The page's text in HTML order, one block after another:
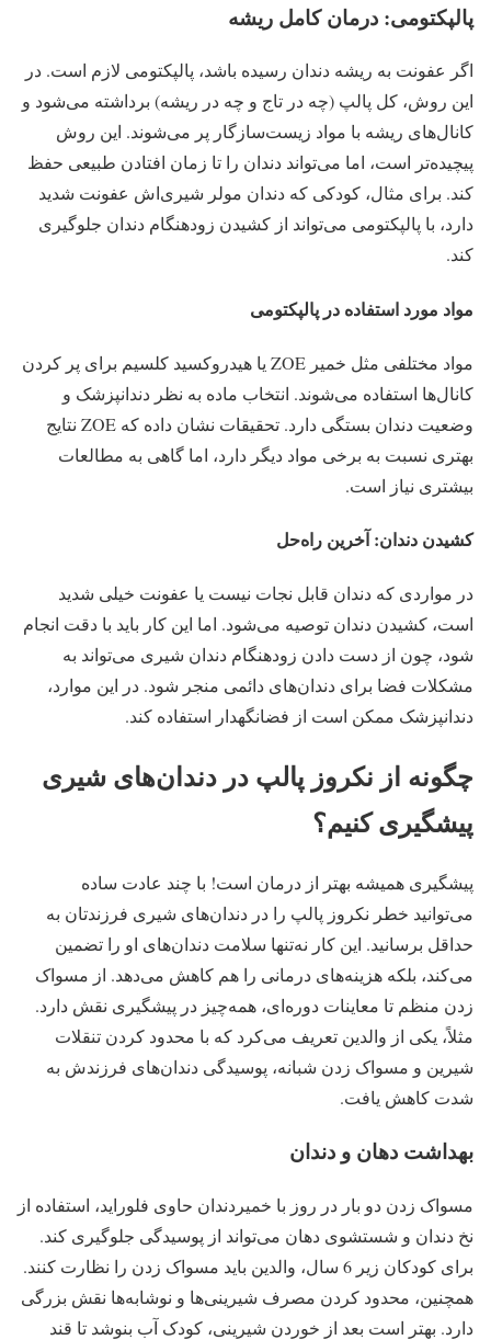
پالپکتومی: درمان کامل ریشه
اگر عفونت به ریشه دندان رسیده باشد، پالپکتومی لازم است. در
این روش، کل پالپ (چه در تاج و چه در ریشه) برداشته می‌شود و
کانال‌های ریشه با مواد زیست‌سازگار پر می‌شوند. این روش
پیچیده‌تر است، اما می‌تواند دندان را تا زمان افتادن طبیعی حفظ
کند. برای مثال، کودکی که دندان مولر شیری‌اش عفونت شدید
دارد، با پالپکتومی می‌تواند از کشیدن زودهنگام دندان جلوگیری
کند.
مواد مورد استفاده در پالپکتومی
مواد مختلفی مثل خمیر ZOE یا هیدروکسید کلسیم برای پر کردن
کانال‌ها استفاده می‌شوند. انتخاب ماده به نظر دندانپزشک و
وضعیت دندان بستگی دارد. تحقیقات نشان داده که ZOE نتایج
بهتری نسبت به برخی مواد دیگر دارد، اما گاهی به مطالعات
بیشتری نیاز است.
کشیدن دندان: آخرین راه‌حل
در مواردی که دندان قابل نجات نیست یا عفونت خیلی شدید
است، کشیدن دندان توصیه می‌شود. اما این کار باید با دقت انجام
شود، چون از دست دادن زودهنگام دندان شیری می‌تواند به
مشکلات فضا برای دندان‌های دائمی منجر شود. در این موارد،
دندانپزشک ممکن است از فضانگهدار استفاده کند.
چگونه از نکروز پالپ در دندان‌های شیری
پیشگیری کنیم؟
پیشگیری همیشه بهتر از درمان است! با چند عادت ساده
می‌توانید خطر نکروز پالپ را در دندان‌های شیری فرزندتان به
حداقل برسانید. این کار نه‌تنها سلامت دندان‌های او را تضمین
می‌کند، بلکه هزینه‌های درمانی را هم کاهش می‌دهد. از مسواک
زدن منظم تا معاینات دوره‌ای، همه‌چیز در پیشگیری نقش دارد.
مثلاً، یکی از والدین تعریف می‌کرد که با محدود کردن تنقلات
شیرین و مسواک زدن شبانه، پوسیدگی دندان‌های فرزندش به
شدت کاهش یافت.
بهداشت دهان و دندان
مسواک زدن دو بار در روز با خمیردندان حاوی فلوراید، استفاده از
نخ دندان و شستشوی دهان می‌تواند از پوسیدگی جلوگیری کند.
برای کودکان زیر 6 سال، والدین باید مسواک زدن را نظارت کنند.
همچنین، محدود کردن مصرف شیرینی‌ها و نوشابه‌ها نقش بزرگی
دارد. بهتر است بعد از خوردن شیرینی، کودک آب بنوشد تا قند